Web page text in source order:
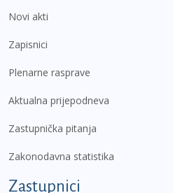
Novi akti
Zapisnici
Plenarne rasprave
Aktualna prijepodneva
Zastupnička pitanja
Zakonodavna statistika
Zastupnici